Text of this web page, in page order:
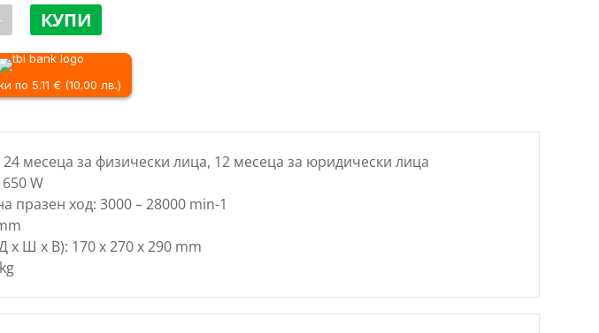
/
79.99 лв..
КУПИ
по 5.11 € (10.00 лв.)
месеца за физически лица, 12 месеца за юридически лица
W
празен ход: 3000 – 28000 min-1
х Ш х В): 170 x 270 x 290 mm